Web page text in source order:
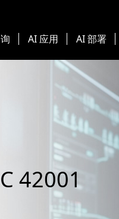
AI 应用 AI 部署
42001